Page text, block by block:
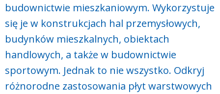
budownictwie mieszkaniowym. Wykorzystuje
się je w konstrukcjach hal przemysłowych,
budynków mieszkalnych, obiektach
handlowych, a także w budownictwie
sportowym. Jednak to nie wszystko. Odkryj
różnorodne zastosowania płyt warstwowych